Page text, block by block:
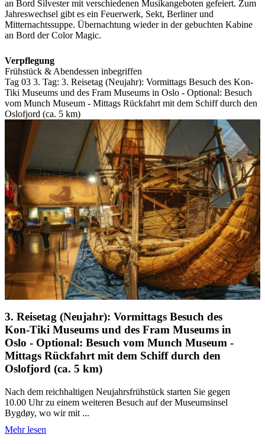
an Bord Silvester mit verschiedenen Musikangeboten gefeiert. Zum
Jahreswechsel gibt es ein Feuerwerk, Sekt, Berliner und
Mitternachtssuppe. Übernachtung wieder in der gebuchten Kabine
an Bord der Color Magic.
Verpflegung
Frühstück & Abendessen inbegriffen
Tag 03 3. Tag: 3. Reisetag (Neujahr): Vormittags Besuch des Kon-
Tiki Museums und des Fram Museums in Oslo - Optional: Besuch
vom Munch Museum - Mittags Rückfahrt mit dem Schiff durch den
Oslofjord (ca. 5 km)
3. Reisetag (Neujahr): Vormittags Besuch des
Kon-Tiki Museums und des Fram Museums in
Oslo - Optional: Besuch vom Munch Museum -
Mittags Rückfahrt mit dem Schiff durch den
Oslofjord (ca. 5 km)
Nach dem reichhaltigen Neujahrsfrühstück starten Sie gegen
10.00 Uhr zu einem weiteren Besuch auf der Museumsinsel
Bygdøy, wo wir mit ...
Mehr lesen